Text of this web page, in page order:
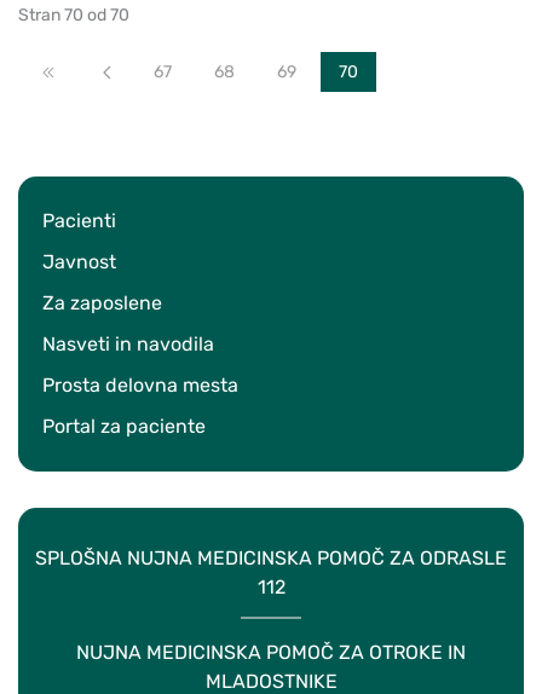
Pacienti
Javnost
Za zaposlene
Nasveti in navodila
Prosta delovna mesta
Portal za paciente
SPLOŠNA NUJNA MEDICINSKA POMOČ ZA ODRASLE
112
NUJNA MEDICINSKA POMOČ ZA OTROKE IN
MLADOSTNIKE
Stran 70 od 70
Začetek Nazaj67 68 69 70